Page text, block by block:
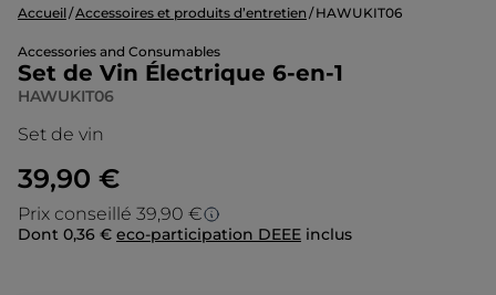
Accueil Accessoires et produits d’entretien HAWUKIT06
Accessories and Consumables
Set de Vin Électrique 6-en-1
HAWUKIT06
Set de vin
39,90 €
Prix conseillé 39,90 €
Prix conseillé
Dont 0,36 € eco-participation DEEE inclus